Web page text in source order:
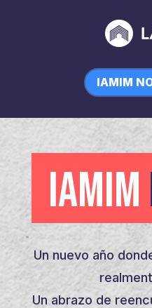
IAMIM
IAMIM
Un nuevo año
Un abrazo de